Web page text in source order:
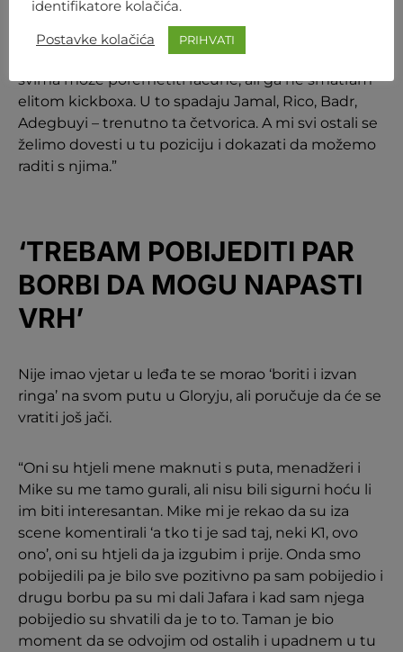
Jedino pozitivno iz te borbe je to što znam da se u
jednom od najgorih izdanja mogu nositi s dobrim
borcima. Smatram Nordinea dobrim borcem koji
svima može poremetiti račune, ali ga ne smatram
elitom kickboxa. U to spadaju Jamal, Rico, Badr,
Adegbuyi – trenutno ta četvorica. A mi svi ostali se
želimo dovesti u tu poziciju i dokazati da možemo
raditi s njima.”
‘TREBAM POBIJEDITI PAR
BORBI DA MOGU NAPASTI
VRH’
Nije imao vjetar u leđa te se morao ‘boriti i izvan
ringa’ na svom putu u Gloryju, ali poručuje da će se
vratiti još jači.
“Oni su htjeli mene maknuti s puta, menadžeri i
Mike su me tamo gurali, ali nisu bili sigurni hoću li
im biti interesantan. Mike mi je rekao da su iza
scene komentirali ‘a tko ti je sad taj, neki K1, ovo
ono’, oni su htjeli da ja izgubim i prije. Onda smo
pobijedili pa je bilo sve pozitivno pa sam pobijedio i
drugu borbu pa su mi dali Jafara i kad sam njega
pobijedio su shvatili da je to to. Taman je bio
moment da se odvojim od ostalih i upadnem u tu
identifikatore kolačića.
Postavke kolačića PRIHVATI